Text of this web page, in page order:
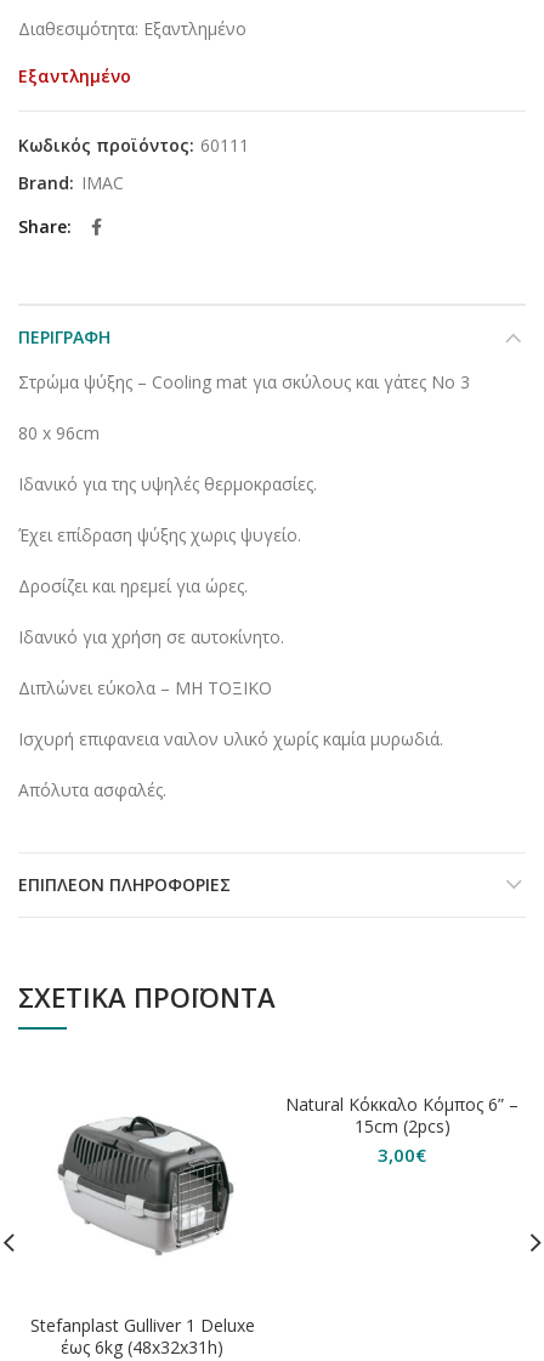
Διαθεσιμότητα: Εξαντλημένο
Εξαντλημένο
Κωδικός προϊόντος: 60111
Brand: IMAC
Share
ΠΕΡΙΓΡΑΦΉ
Στρώμα ψύξης – Cooling mat για σκύλους και γάτες No 3
80 x 96cm
Ιδανικό για της υψηλές θερμοκρασίες.
Έχει επίδραση ψύξης χωρις ψυγείο.
Δροσίζει και ηρεμεί για ώρες.
Ιδανικό για χρήση σε αυτοκίνητο.
Διπλώνει εύκολα – ΜΗ ΤΟΞΙΚΟ
Ισχυρή επιφανεια ναιλον υλικό χωρίς καμία μυρωδιά.
Απόλυτα ασφαλές.
ΕΠΙΠΛΈΟΝ ΠΛΗΡΟΦΟΡΊΕΣ
ΣΧΕΤΙΚΆ ΠΡΟΪΌΝΤΑ
Stefanplast Gulliver 1 Deluxe
έως 6kg (48x32x31h)
Natural Κόκκαλο Κόμπος 6” –
15cm (2pcs)
3,00€